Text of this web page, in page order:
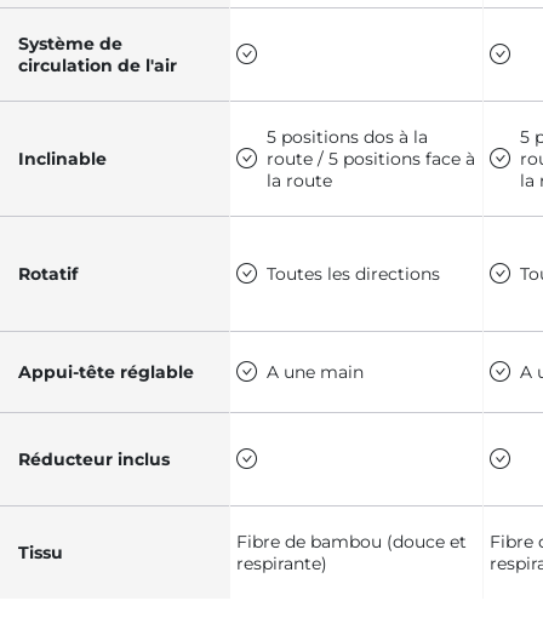
Système de
circulation de l'air
Inclinable
5 positions dos à la
route / 5 positions face à
la route
5
la
Rotatif Toutes les directions
Appui-tête réglable A une main A
Réducteur inclus
Tissu
Fibre de bambou (douce et
respirante)
Fibre